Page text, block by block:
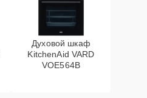
Духовой шкаф
KitchenAid VARD
VOE564B